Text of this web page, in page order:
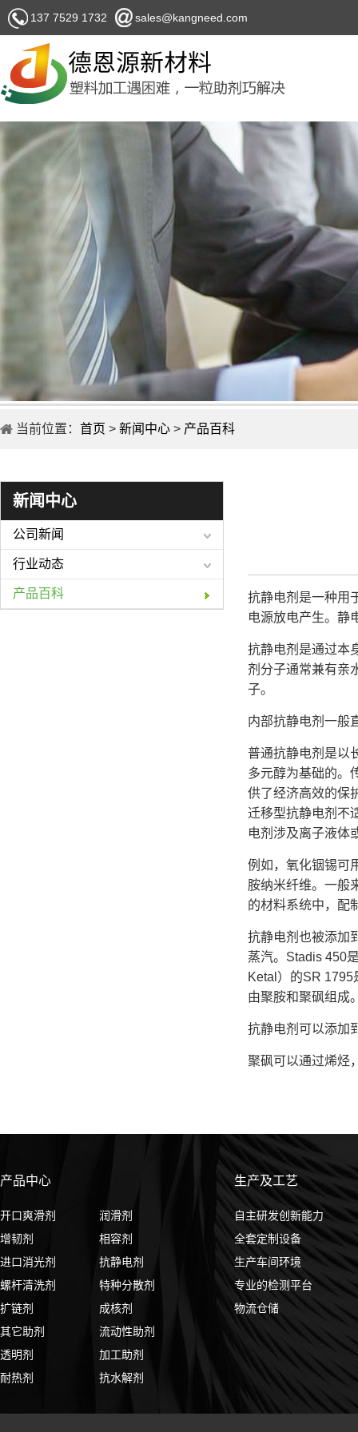
137 7529 1732 sales@kangneed.com
当前位置： 首页 > 新闻中心 > 产品百科
新闻中心
公司新闻
行业动态
产品百科 抗静电剂 是一种用
电源放电产生。静
抗静电剂是通过本
剂分子通常兼有亲
子。
内部抗静电剂一般
普通抗静电剂是以
多元醇为基础的。
供了经济高效的保
迁移型抗静电剂不
电剂涉及离子液体
例如，氧化铟锡可
胺纳米纤维。一般
的材料系统中，配
抗静电剂也被添加
蒸汽。Stadis 450
Ketal）的SR
由聚胺和聚砜组成
抗静电剂可以添加
聚砜可以通过烯烃
产品中心
开口爽滑剂
润滑剂
增韧剂
相容剂
进口消光剂
抗静电剂
螺杆清洗剂
特种分散剂
扩链剂
成核剂
其它助剂
流动性助剂
透明剂
加工助剂
耐热剂
抗水解剂
生产及工艺
自主研发创新能力
全套定制设备
生产车间环境
专业的检测平台
物流仓储